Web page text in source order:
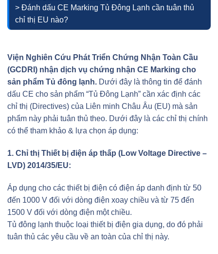
> Đánh dấu CE Marking Tủ Đông Lạnh cần tuân thủ
chỉ thị EU nào?
Viện Nghiên Cứu Phát Triển Chứng Nhận Toàn Cầu
(GCDRI) nhận dịch vụ chứng nhận CE Marking cho
sản phẩm Tủ đông lạnh. Dưới đây là thông tin để đánh
dấu CE cho sản phẩm “Tủ Đông Lạnh” cần xác định các
chỉ thị (Directives) của Liên minh Châu Âu (EU) mà sản
phẩm này phải tuân thủ theo. Dưới đây là các chỉ thị chính
có thể tham khảo & lựa chọn áp dụng:
1. Chỉ thị Thiết bị điện áp thấp (Low Voltage Directive –
LVD) 2014/35/EU:
Áp dụng cho các thiết bị điện có điện áp danh định từ 50
đến 1000 V đối với dòng điện xoay chiều và từ 75 đến
1500 V đối với dòng điện một chiều.
Tủ đông lạnh thuộc loại thiết bị điện gia dụng, do đó phải
tuân thủ các yêu cầu về an toàn của chỉ thị này.